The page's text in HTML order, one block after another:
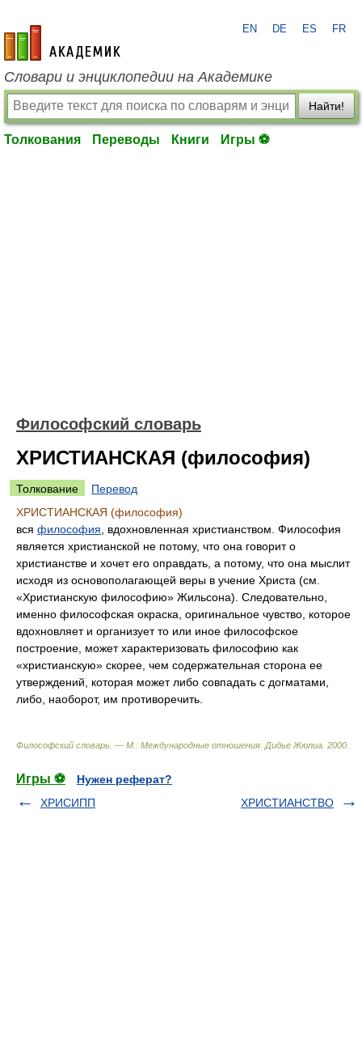
academic.ru
EN DE ES FR
Словари и энциклопедии на Академике
Найти!
Толкования Переводы Книги Игры ⚽
Философский словарь
ХРИСТИАНСКАЯ (философия)
Толкование
Перевод
ХРИСТИАНСКАЯ (философия)
вся философия , вдохновленная христианством. Философия
является христианской не потому, что она говорит о
христианстве и хочет его оправдать, а потому, что она мыслит
исходя из основополагающей веры в учение Христа (см.
«Христианскую философию» Жильсона). Следовательно,
именно философская окраска, оригинальное чувство, которое
вдохновляет и организует то или иное философское
построение, может характеризовать философию как
«христианскую» скорее, чем содержательная сторона ее
утверждений, которая может либо совпадать с догматами,
либо, наоборот, им противоречить.
Философский словарь. — М.: Международные отношения Дидье Жюлиа 2000
Игры ⚽
Нужен реферат?
ХРИСИПП
ХРИСТИАНСТВО